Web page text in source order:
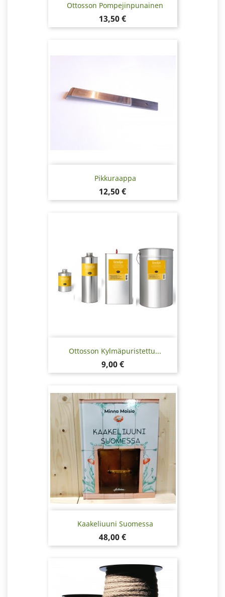
Ottosson Pompejinpunainen
Hinta
13,50 €
Pikkuraappa
Hinta
12,50 €
Ottosson Kylmäpuristettu...
Hinta
9,00 €
Kaakeliuuni Suomessa
Hinta
48,00 €